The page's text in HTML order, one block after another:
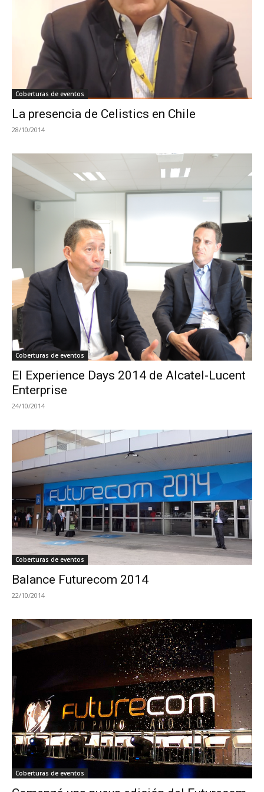
Coberturas de eventos
La presencia de Celistics en Chile
28/10/2014
Coberturas de eventos
El Experience Days 2014 de Alcatel-Lucent
Enterprise
24/10/2014
Coberturas de eventos
Balance Futurecom 2014
22/10/2014
Coberturas de eventos